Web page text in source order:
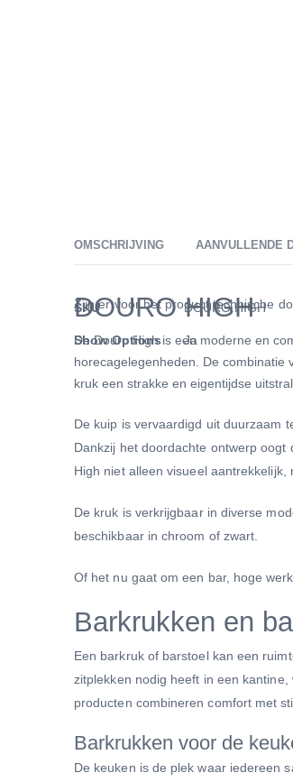
OMSCHRIJVING
DOURO HIGH
De Douro High is een moderne en
horecagelegenheden. De
kruk een strakke en eigentijdse
De kuip is vervaardigd uit duurzaam
Dankzij het doordachte ontwerp
High niet alleen visueel aantrekkelijk,
De kruk is verkrijgbaar in diverse
beschikbaar in chroom of zwart.
Of het nu gaat om een bar, hoge
Barkrukken en
Een barkruk of barstoel kan een
zitplekken nodig heeft in een
producten combineren comfort met
Barkrukken voor de
De keuken is de plek waar iedereen
Meer
SKU DOURO.HIGH
Show Options Ja
AANVULLENDE
Zijn er voor het product technische